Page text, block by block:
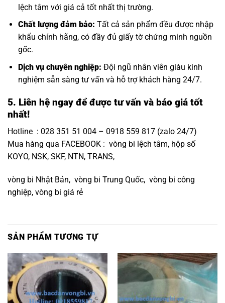
lệch tâm với giá cả tốt nhất thị trường.
Chất lượng đảm bảo: Tất cả sản phẩm đều được nhập
khẩu chính hãng, có đầy đủ giấy tờ chứng minh nguồn
gốc.
Dịch vụ chuyên nghiệp: Đội ngũ nhân viên giàu kinh
nghiệm sẵn sàng tư vấn và hỗ trợ khách hàng 24/7.
5. Liên hệ ngay để được tư vấn và báo giá tốt
nhất!
Hotline : 028 351 51 004 – 0918 559 817 (zalo 24/7)
Mua hàng qua FACEBOOK : vòng bi lệch tâm, hộp số
KOYO, NSK, SKF, NTN, TRANS,
vòng bi Nhật Bản, vòng bi Trung Quốc, vòng bi công
nghiệp, vòng bi giá rẻ
SẢN PHẨM TƯƠNG TỰ